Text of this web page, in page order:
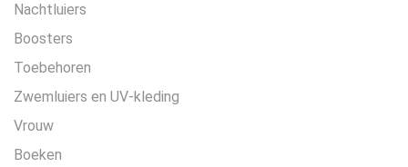
Nachtluiers
Boosters
Toebehoren
Zwemluiers en UV-kleding
Vrouw
Boeken